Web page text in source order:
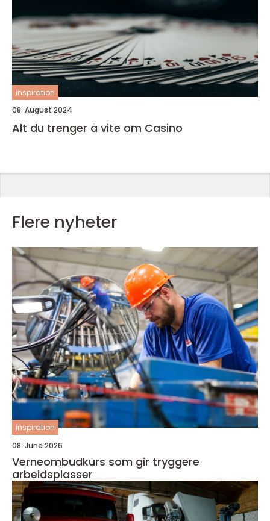
inspiration
08. August 2024
Alt du trenger å vite om Casino
Flere nyheter
inspiration
08. June 2026
Verneombudkurs som gir tryggere
arbeidsplasser